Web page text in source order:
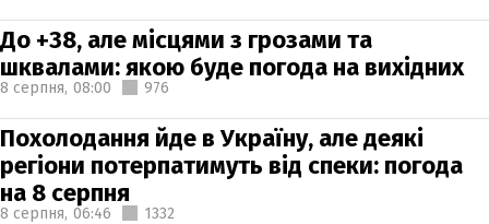
До +38, але місцями з грозами та
шквалами: якою буде погода на вихідних
8 серпня, 08:00 976
Похолодання йде в Україну, але деякі
регіони потерпатимуть від спеки: погода
на 8 серпня
8 серпня, 06:46 1332